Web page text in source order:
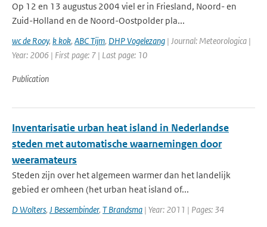
Op 12 en 13 augustus 2004 viel er in Friesland, Noord- en
Zuid-Holland en de Noord-Oostpolder pla...
wc de Rooy, k kok, ABC Tijm, DHP Vogelezang | Journal: Meteorologica |
Year: 2006 | First page: 7 | Last page: 10
Publication
Inventarisatie urban heat island in Nederlandse
steden met automatische waarnemingen door
weeramateurs
Steden zijn over het algemeen warmer dan het landelijk
gebied er omheen (het urban heat island of...
D Wolters, J Bessembinder, T Brandsma | Year: 2011 | Pages: 34